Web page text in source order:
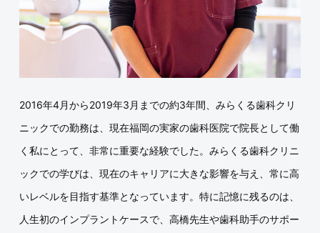
2016年4月から2019年3月までの約3年間、みらくる歯科クリ
ニックでの勤務は、現在福岡の実家の歯科医院で院長として働
く私にとって、非常に重要な経験でした。みらくる歯科クリニ
ックでの学びは、現在のキャリアに大きな影響を与え、常に高
いレベルを目指す基準となっています。特に記憶に残るのは、
人生初のインプラントケースで、高橋先生や歯科助手のサポー